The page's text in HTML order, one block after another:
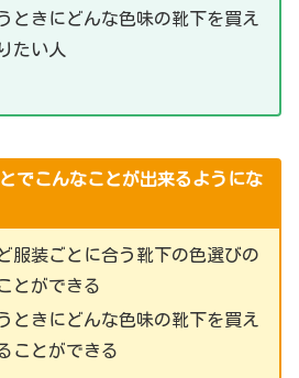
ときにどんな色味の靴下を買え
たい人
でこんなことが出来るようにな
服装ごとに合う靴下の色選びの
とができる
ときにどんな色味の靴下を買え
ことができる